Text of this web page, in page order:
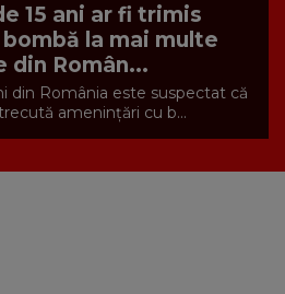
15 ani ar fi trimis
la mai multe
Român...
din România este suspectat că
amenințări cu b...